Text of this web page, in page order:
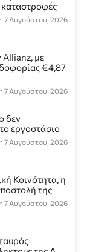
καταστροφές
7 Αυγούστου, 2026
Allianz, με
€4,87
7 Αυγούστου, 2026
δεν
εργοστάσιο
7 Αυγούστου, 2026
Κοινότητα, η
της
7 Αυγούστου, 2026